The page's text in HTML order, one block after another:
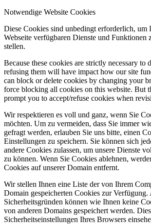
Notwendige Website Cookies
Diese Cookies sind unbedingt erforderlich, um
Webseite verfügbaren Dienste und Funktionen
stellen.
Because these cookies are strictly necessary to
refusing them will have impact how our site
can block or delete cookies by changing your
force blocking all cookies on this website. But
prompt you to accept/refuse cookies when
Wir respektieren es voll und ganz, wenn Sie
möchten. Um zu vermeiden, dass Sie immer
gefragt werden, erlauben Sie uns bitte, einen
Einstellungen zu speichern. Sie können sich
andere Cookies zulassen, um unsere Dienste
zu können. Wenn Sie Cookies ablehnen,
Cookies auf unserer Domain entfernt.
Wir stellen Ihnen eine Liste der von Ihrem
Domain gespeicherten Cookies zur Verfügung.
Sicherheitsgründen können wie Ihnen keine
von anderen Domains gespeichert werden.
Sicherheitseinstellungen Ihres Browsers